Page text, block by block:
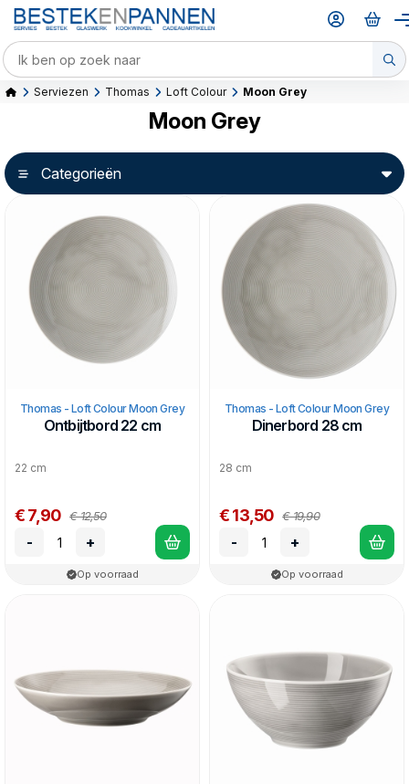
Serviezen Thomas Loft Colour Moon Grey
Moon Grey
Categorieën
Thomas - Loft Colour Moon Grey
Ontbijtbord 22 cm
22 cm
€ 7,90 € 12,50
- +
Op voorraad
Thomas - Loft Colour Moon Grey
Dinerbord 28 cm
28 cm
€ 13,50 € 19,90
- +
Op voorraad